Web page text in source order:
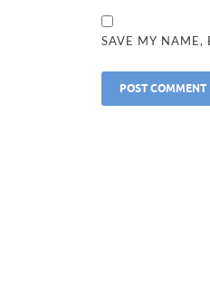
SAVE MY NAME,